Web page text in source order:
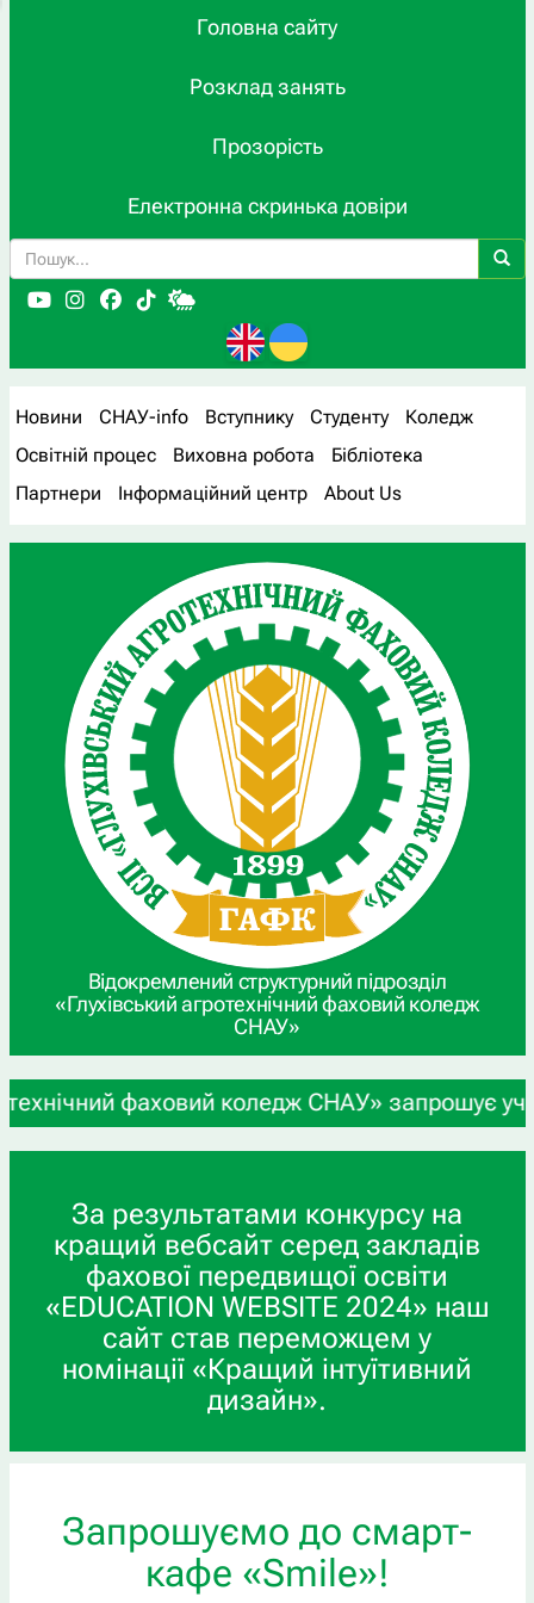
Головна сайту
Розклад занять
Прозорість
Електронна скринька довіри
Новини СНАУ-info Вступнику Студенту
Коледж
Освітній процес
Виховна робота
Бібліотека
Партнери
Інформаційний центр About Us
Відокремлений структурний підрозділ
«Глухівський агротехнічний фаховий коледж
СНАУ»
фаховий коледж СНАУ» запрошує учнів 9-х та
За результатами конкурсу на
кращий вебсайт серед закладів
фахової передвищої освіти
«EDUCATION WEBSITE 2024» наш
сайт став переможцем у
номінації «Кращий інтуїтивний
дизайн».
Запрошуємо до смарт-
кафе «Smile»!